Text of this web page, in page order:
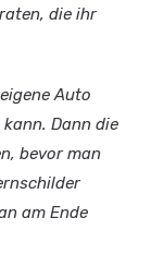
die ihr
Auto
Dann die
bevor man
am Ende